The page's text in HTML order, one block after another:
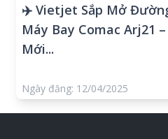
✈️ Vietjet Sắp Mở
Máy Bay Comac Arj21
Mới...
Ngày đăng: 12/04/2025